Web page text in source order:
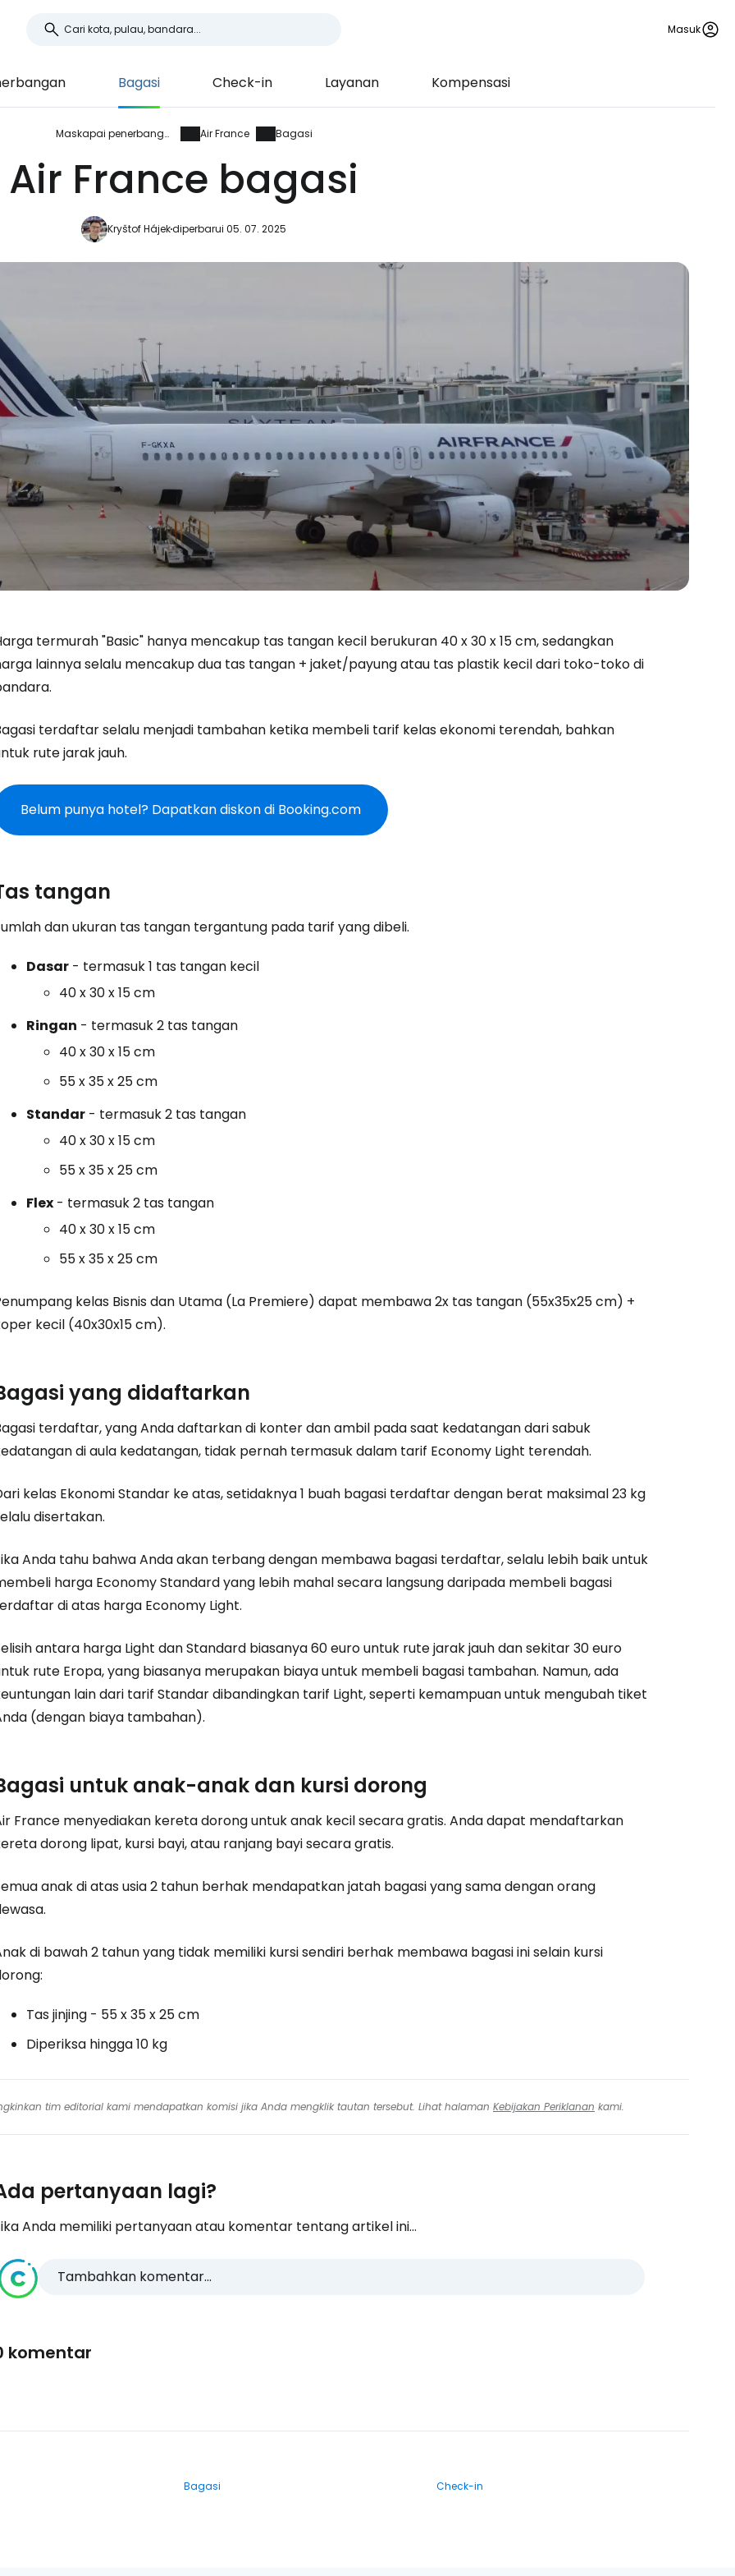
Masuk
Bagasi Check-in Layanan Kompensasi
Maskapai penerbangan Air France Bagasi
Air France bagasi
Kryštof Hájekdiperbarui 05. 07. 2025
termurah "Basic" hanya mencakup tas tangan kecil berukuran 40 x 30 x 15 cm, sedangkan
lainnya selalu mencakup dua tas tangan + jaket/payung atau tas plastik kecil dari toko-toko di
terdaftar selalu menjadi tambahan ketika membeli tarif kelas ekonomi terendah, bahkan
rute jarak jauh.
Belum punya hotel? Dapatkan diskon di Booking.com
tangan
dan ukuran tas tangan tergantung pada tarif yang dibeli.
Dasar - termasuk 1 tas tangan kecil
40 x 30 x 15 cm
Ringan - termasuk 2 tas tangan
40 x 30 x 15 cm
55 x 35 x 25 cm
Standar - termasuk 2 tas tangan
40 x 30 x 15 cm
55 x 35 x 25 cm
Flex - termasuk 2 tas tangan
40 x 30 x 15 cm
55 x 35 x 25 cm
kelas Bisnis dan Utama (La Premiere) dapat membawa 2x tas tangan (55x35x25 cm) +
kecil (40x30x15 cm).
yang didaftarkan
terdaftar, yang Anda daftarkan di konter dan ambil pada saat kedatangan dari sabuk
di aula kedatangan, tidak pernah termasuk dalam tarif Economy Light terendah.
kelas Ekonomi Standar ke atas, setidaknya 1 buah bagasi terdaftar dengan berat maksimal 23 kg
disertakan.
Anda tahu bahwa Anda akan terbang dengan membawa bagasi terdaftar, selalu lebih baik untuk
harga Economy Standard yang lebih mahal secara langsung daripada membeli bagasi
di atas harga Economy Light.
antara harga Light dan Standard biasanya 60 euro untuk rute jarak jauh dan sekitar 30 euro
rute Eropa, yang biasanya merupakan biaya untuk membeli bagasi tambahan. Namun, ada
lain dari tarif Standar dibandingkan tarif Light, seperti kemampuan untuk mengubah tiket
(dengan biaya tambahan).
untuk anak-anak dan kursi dorong
France menyediakan kereta dorong untuk anak kecil secara gratis. Anda dapat mendaftarkan
dorong lipat, kursi bayi, atau ranjang bayi secara gratis.
anak di atas usia 2 tahun berhak mendapatkan jatah bagasi yang sama dengan orang
di bawah 2 tahun yang tidak memiliki kursi sendiri berhak membawa bagasi ini selain kursi
Tas jinjing - 55 x 35 x 25 cm
Diperiksa hingga 10 kg
tim editorial kami mendapatkan komisi jika Anda mengklik tautan tersebut. Lihat halaman Kebijakan Periklanan kami.
pertanyaan lagi?
Anda memiliki pertanyaan atau komentar tentang artikel ini...
Tambahkan komentar...
komentar
Bagasi Check-in
Masuk ke Cestee
... komunitas perjalanan di seluruh dunia